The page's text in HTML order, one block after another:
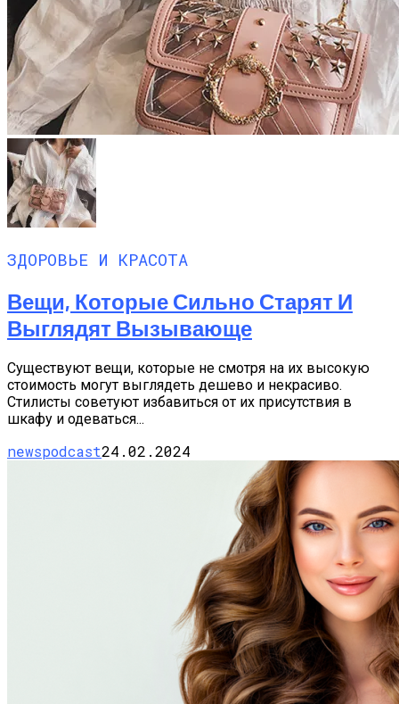
ЗДОРОВЬЕ И КРАСОТА
Вещи, Которые Сильно Старят И
Выглядят Вызывающе
Существуют вещи, которые не смотря на их высокую
стоимость могут выглядеть дешево и некрасиво.
Стилисты советуют избавиться от их присутствия в
шкафу и одеваться...
newspodcast24.02.2024